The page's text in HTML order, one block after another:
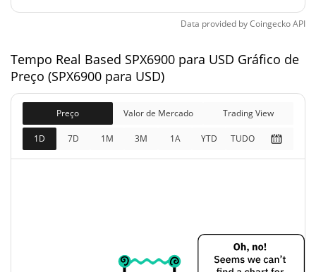
1,000,000,000 SPX6900
Based SPX6900 Capitalização de mercado
Capitalização de
mercado
$44,039
3.01%
Totalmente diluído
Limite de mercado
$44,039
1.17%
$0.000046316509
Data provided byCoingeckoAPI
Tempo Real Based SPX6900 para USD Gráfico de
Preço (SPX6900 para USD)
Preço Valor de Mercado Trading View
1D 7D 1M 3M 1A YTD TUDO